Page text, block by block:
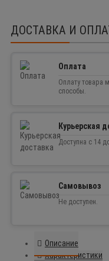
ДОСТАВКА И
Оплата
Оплату товара
способы.
Курьерская
Доступна с 14
Самовывоз
Не доступен.
Описание
Характеристики